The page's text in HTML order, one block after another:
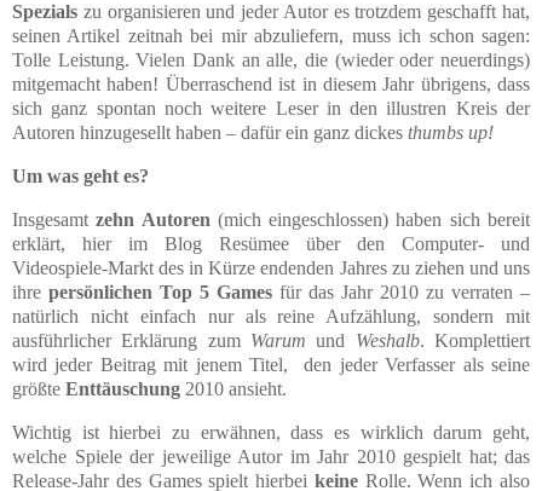
Spezials zu organisieren und jeder Autor es trotzdem geschafft hat,
seinen Artikel zeitnah bei mir abzuliefern, muss ich schon sagen:
Tolle Leistung. Vielen Dank an alle, die (wieder oder neuerdings)
mitgemacht haben! Überraschend ist in diesem Jahr übrigens, dass
sich ganz spontan noch weitere Leser in den illustren Kreis der
Autoren hinzugesellt haben – dafür ein ganz dickes thumbs up!
Um was geht es?
Insgesamtzehn Autoren (mich eingeschlossen) haben sich bereit
erklärt, hier im Blog Resümee über den Computer- und
Videospiele-Markt des in Kürze endenden Jahres zu ziehen und uns
ihre persönlichen Top 5 Games für das Jahr 2010 zu verraten –
natürlich nicht einfach nur als reine Aufzählung, sondern mit
ausführlicher Erklärung zum Warum und Weshalb.Komplettiert
wird jeder Beitrag mit jenem Titel, den jeder Verfasser als seine
größte Enttäuschung 2010 ansieht.
Wichtig ist hierbei zu erwähnen, dass es wirklich darum geht,
welche Spiele der jeweilige Autor im Jahr 2010 gespielt hat; das
Release-Jahr des Games spielt hierbei keineRolle. Wenn ich also